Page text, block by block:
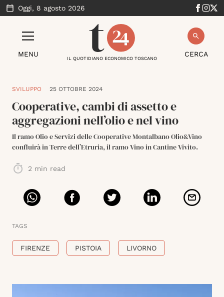
Oggi, 8 agosto 2026
MENU CERCA
IL QUOTIDIANO ECONOMICO TOSCANO
SVILUPPO 25 OTTOBRE 2024
Cooperative, cambi di assetto e
aggregazioni nell’olio e nel vino
Il ramo Olio e Servizi delle Cooperative Montalbano Olio&Vino
confluirà in Terre dell’Etruria, il ramo Vino in Cantine Vivito.
2 min read
TAGS
FIRENZE PISTOIA LIVORNO